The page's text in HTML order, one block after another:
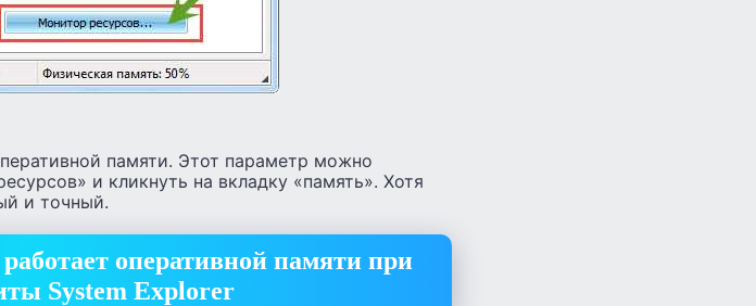
памяти. Этот параметр можно
и кликнуть на вкладку «память». Хотя
и точный.
оперативной памяти при
System Explorer